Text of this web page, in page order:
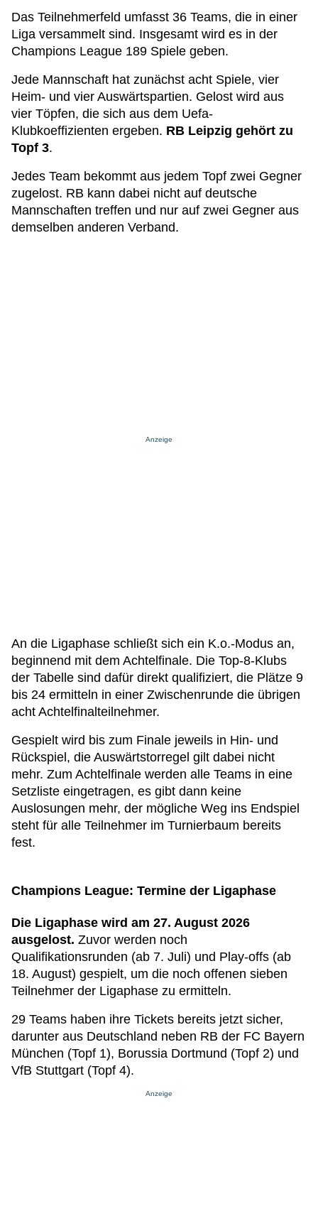
Das Teilnehmerfeld umfasst 36 Teams, die in einer
Liga versammelt sind. Insgesamt wird es in der
Champions League 189 Spiele geben.
Jede Mannschaft hat zunächst acht Spiele, vier
Heim- und vier Auswärtspartien. Gelost wird aus
vier Töpfen, die sich aus dem Uefa-
Klubkoeffizienten ergeben. RB Leipzig gehört zu
Topf 3.
Jedes Team bekommt aus jedem Topf zwei Gegner
zugelost. RB kann dabei nicht auf deutsche
Mannschaften treffen und nur auf zwei Gegner aus
demselben anderen Verband.
Anzeige
An die Ligaphase schließt sich ein K.o.-Modus an,
beginnend mit dem Achtelfinale. Die Top-8-Klubs
der Tabelle sind dafür direkt qualifiziert, die Plätze 9
bis 24 ermitteln in einer Zwischenrunde die übrigen
acht Achtelfinalteilnehmer.
Gespielt wird bis zum Finale jeweils in Hin- und
Rückspiel, die Auswärtstorregel gilt dabei nicht
mehr. Zum Achtelfinale werden alle Teams in eine
Setzliste eingetragen, es gibt dann keine
Auslosungen mehr, der mögliche Weg ins Endspiel
steht für alle Teilnehmer im Turnierbaum bereits
fest.
Champions League: Termine der Ligaphase
Die Ligaphase wird am 27. August 2026
ausgelost. Zuvor werden noch
Qualifikationsrunden (ab 7. Juli) und Play-offs (ab
18. August) gespielt, um die noch offenen sieben
Teilnehmer der Ligaphase zu ermitteln.
29 Teams haben ihre Tickets bereits jetzt sicher,
darunter aus Deutschland neben RB der FC Bayern
München (Topf 1), Borussia Dortmund (Topf 2) und
VfB Stuttgart (Topf 4).
Anzeige